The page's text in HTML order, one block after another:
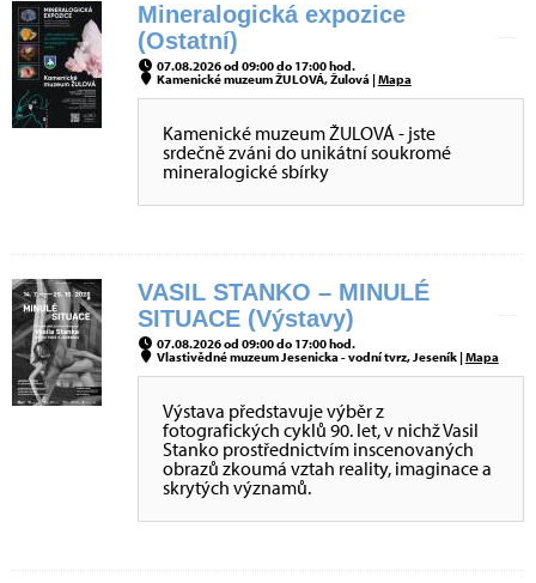
Mineralogická expozice
(Ostatní)
07.08.2026 od 09:00 do 17:00 hod.
Kamenické muzeum ŽULOVÁ, Žulová |Mapa
Kamenické muzeum ŽULOVÁ - jste
srdečně zváni do unikátní soukromé
mineralogické sbírky
VASIL STANKO – MINULÉ
SITUACE (Výstavy)
07.08.2026 od 09:00 do 17:00 hod.
Vlastivědné muzeum Jesenicka - vodní tvrz, Jeseník |Mapa
Výstava představuje výběr z
fotografických cyklů 90. let, v nichž Vasil
Stanko prostřednictvím inscenovaných
obrazů zkoumá vztah reality, imaginace a
skrytých významů.